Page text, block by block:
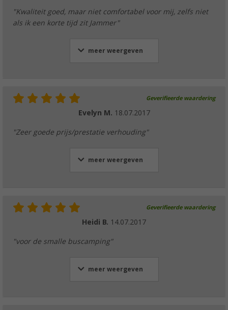
"Kwaliteit goed, maar niet comfortabel voor mij, zelfs niet
als ik een korte tijd zit Jammer"
meer weergeven
Geverifieerde waardering
Evelyn M. 18.07.2017
"Zeer goede prijs/prestatie verhouding"
meer weergeven
Geverifieerde waardering
Heidi B. 14.07.2017
"voor de smalle buscamping"
meer weergeven